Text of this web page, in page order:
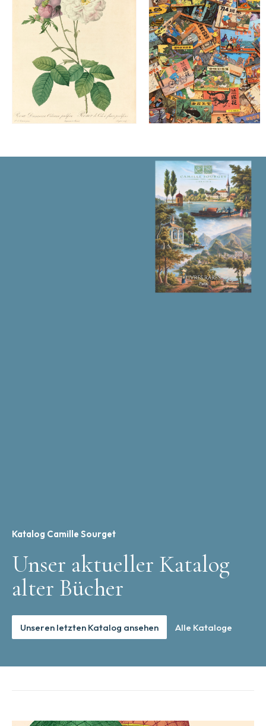
Katalog Camille Sourget
Unser aktueller Katalog
alter Bücher
Unseren letzten Katalog ansehen Alle Kataloge